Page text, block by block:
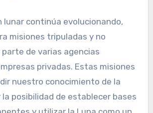
lunar continúa evolucionando,
misiones tripuladas y no
de varias agencias
privadas. Estas misiones
nuestro conocimiento de la
la posibilidad de establecer bases